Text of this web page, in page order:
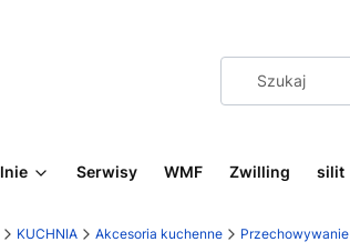
Serwisy WMF Zwilling silit
KUCHNIA Akcesoria kuchenne Przechowywanie